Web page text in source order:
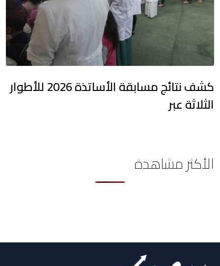
كشف نتائج مسابقة الأساتذة 2026 للأطوار
الثلاثة عبر
الأكثر مشاهدة